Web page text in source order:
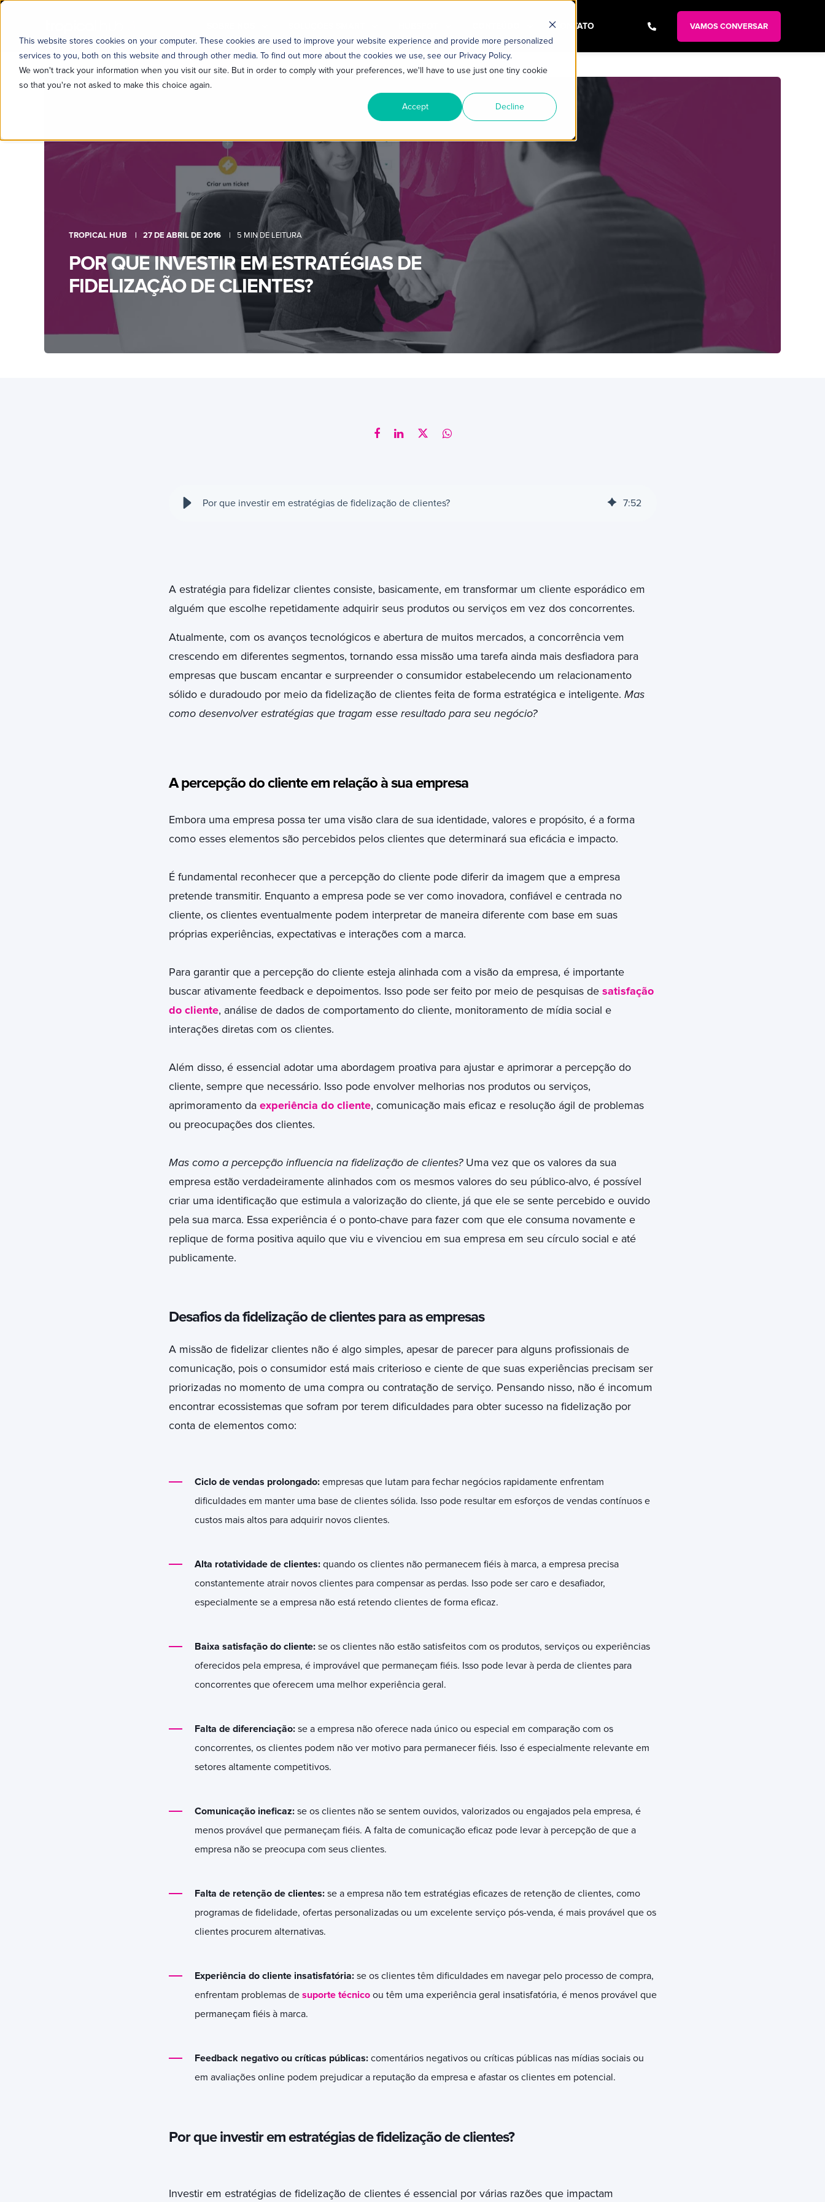
This website stores cookies on your computer. These cookies are used to improve your website experience and provide more personalized
services to you, both on this website and through other media. To find out more about the cookies we use, see our Privacy Policy.
We won't track your information when you visit our site. But in order to comply with your preferences, we'll have to use just one tiny cookie
so that you're not asked to make this choice again.
Accept Decline
CONTATO VAMOS CONVERSAR
TROPICAL HUB 27 DE ABRIL DE 2016 5 MIN DE LEITURA
POR QUE INVESTIR EM ESTRATÉGIAS DE
FIDELIZAÇÃO DE CLIENTES?
Por que investir em estratégias de fidelização de clientes? 7:52
A estratégia para fidelizar clientes consiste, basicamente, em transformar um cliente esporádico em
alguém que escolhe repetidamente adquirir seus produtos ou serviços em vez dos concorrentes.
Atualmente, com os avanços tecnológicos e abertura de muitos mercados, a concorrência vem
crescendo em diferentes segmentos, tornando essa missão uma tarefa ainda mais desfiadora para
empresas que buscam encantar e surpreender o consumidor estabelecendo um relacionamento
sólido e duradoudo por meio da fidelização de clientes feita de forma estratégica e inteligente. Mas
como desenvolver estratégias que tragam esse resultado para seu negócio?
A percepção do cliente em relação à sua empresa
Embora uma empresa possa ter uma visão clara de sua identidade, valores e propósito, é a forma
como esses elementos são percebidos pelos clientes que determinará sua eficácia e impacto.
É fundamental reconhecer que a percepção do cliente pode diferir da imagem que a empresa
pretende transmitir. Enquanto a empresa pode se ver como inovadora, confiável e centrada no
cliente, os clientes eventualmente podem interpretar de maneira diferente com base em suas
próprias experiências, expectativas e interações com a marca.
Para garantir que a percepção do cliente esteja alinhada com a visão da empresa, é importante
buscar ativamente feedback e depoimentos. Isso pode ser feito por meio de pesquisas de satisfação
do cliente, análise de dados de comportamento do cliente, monitoramento de mídia social e
interações diretas com os clientes.
Além disso, é essencial adotar uma abordagem proativa para ajustar e aprimorar a percepção do
cliente, sempre que necessário. Isso pode envolver melhorias nos produtos ou serviços,
aprimoramento da experiência do cliente, comunicação mais eficaz e resolução ágil de problemas
ou preocupações dos clientes.
Mas como a percepção influencia na fidelização de clientes? Uma vez que os valores da sua
empresa estão verdadeiramente alinhados com os mesmos valores do seu público-alvo, é possível
criar uma identificação que estimula a valorização do cliente, já que ele se sente percebido e ouvido
pela sua marca. Essa experiência é o ponto-chave para fazer com que ele consuma novamente e
replique de forma positiva aquilo que viu e vivenciou em sua empresa em seu círculo social e até
publicamente.
Desafios da fidelização de clientes para as empresas
A missão de fidelizar clientes não é algo simples, apesar de parecer para alguns profissionais de
comunicação, pois o consumidor está mais criterioso e ciente de que suas experiências precisam ser
priorizadas no momento de uma compra ou contratação de serviço. Pensando nisso, não é incomum
encontrar ecossistemas que sofram por terem dificuldades para obter sucesso na fidelização por
conta de elementos como:
Ciclo de vendas prolongado:empresas que lutam para fechar negócios rapidamente enfrentam
dificuldades em manter uma base de clientes sólida. Isso pode resultar em esforços de vendas contínuos e
custos mais altos para adquirir novos clientes.
Alta rotatividade de clientes: quando os clientes não permanecem fiéis à marca, a empresa precisa
constantemente atrair novos clientes para compensar as perdas. Isso pode ser caro e desafiador,
especialmente se a empresa não está retendo clientes de forma eficaz.
Baixa satisfação do cliente: se os clientes não estão satisfeitos com os produtos, serviços ou experiências
oferecidos pela empresa, é improvável que permaneçam fiéis. Isso pode levar à perda de clientes para
concorrentes que oferecem uma melhor experiência geral.
Falta de diferenciação: se a empresa não oferece nada único ou especial em comparação com os
concorrentes, os clientes podem não ver motivo para permanecer fiéis. Isso é especialmente relevante em
setores altamente competitivos.
Comunicação ineficaz: se os clientes não se sentem ouvidos, valorizados ou engajados pela empresa, é
menos provável que permaneçam fiéis. A falta de comunicação eficaz pode levar à percepção de que a
empresa não se preocupa com seus clientes.
Falta de retenção de clientes:se a empresa não tem estratégias eficazes de retenção de clientes, como
programas de fidelidade, ofertas personalizadas ou um excelente serviço pós-venda, é mais provável que os
clientes procurem alternativas.
Experiência do cliente insatisfatória: se os clientes têm dificuldades em navegar pelo processo de compra,
enfrentam problemas de suporte técnicoou têm uma experiência geral insatisfatória, é menos provável que
permaneçam fiéis à marca.
Feedback negativo ou críticas públicas: comentários negativos ou críticas públicas nas mídias sociais ou
em avaliações online podem prejudicar a reputação da empresa e afastar os clientes em potencial.
Por que investir em estratégias de fidelização de clientes?
Investir em estratégias de fidelização de clientes é essencial por várias razões que impactam